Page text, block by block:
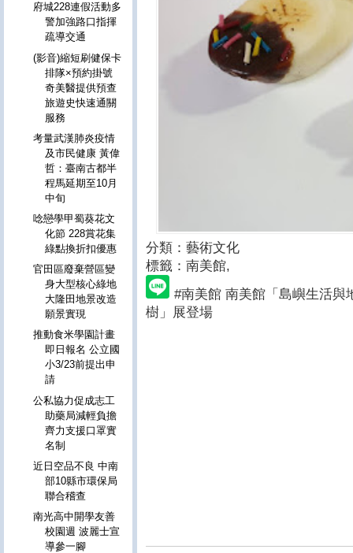
分類：藝術文化
標籤：南美館,
#南美館 南美館「島嶼生活與
樹」展登場
府城228連假活動多
警加強路口指揮
疏導交通
(影音)縮短刷健保卡
排隊×預約掛號
奇美醫提供預查
旅遊史快速通關
服務
考量武漢肺炎疫情
及市民健康 黃偉
哲：臺南古都半
程馬延期至10月
中旬
唸戀學甲蜀葵花文
化節 228賞花集
綠點換折扣優惠
官田區廢棄營區變
身大型核心綠地
大隆田地景改造
願景實現
推動食米學園計畫
即日報名 公立國
小3/23前提出申
請
公私協力促成志工
助藥局減輕負擔
齊力支援口罩實
名制
近日空品不良 中南
部10縣市環保局
聯合稽查
南光高中開學友善
校園週 波麗士宣
導參一腳